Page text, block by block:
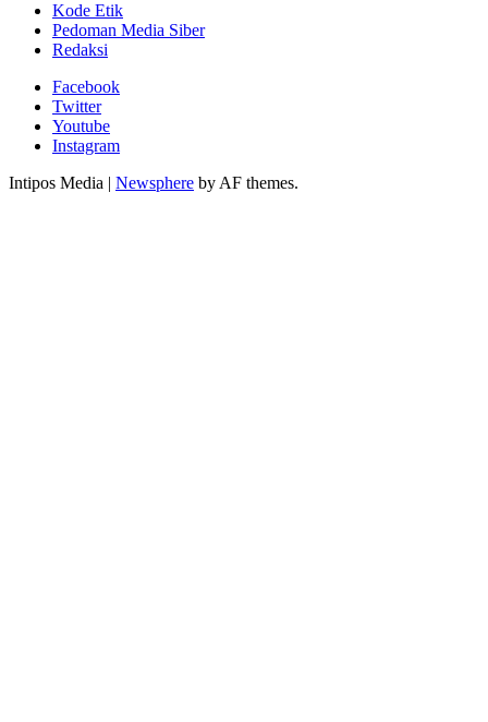
Kode Etik
Pedoman Media Siber
Redaksi
Facebook
Twitter
Youtube
Instagram
Intipos Media | Newsphere by AF themes.